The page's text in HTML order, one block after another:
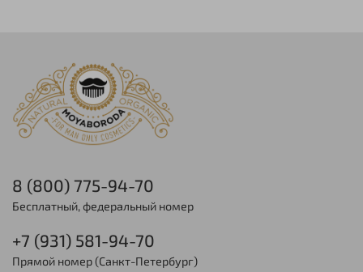
8 (800) 775-94-70
Бесплатный, федеральный номер
+7 (931) 581-94-70
Прямой номер (Санкт-Петербург)